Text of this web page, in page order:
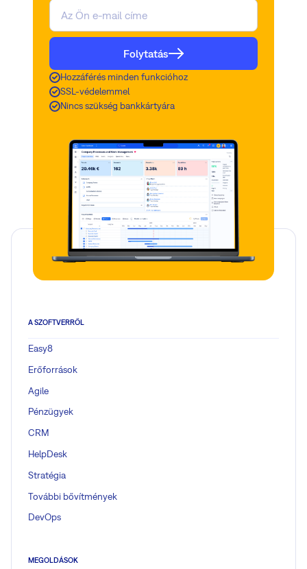
Folytatás
Hozzáférés minden funkcióhoz
SSL-védelemmel
Nincs szükség bankkártyára
A SZOFTVERRŐL
Easy8
Erőforrások
Agile
Pénzügyek
CRM
HelpDesk
Stratégia
További bővítmények
DevOps
MEGOLDÁSOK